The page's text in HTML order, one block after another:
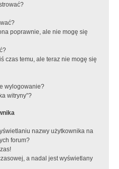
poprawnie, ale nie mogę się
czas temu, ale teraz nie mogę się
wylogowanie?
witryny”?
nazwy użytkownika na
forum?
a nadal jest wyświetlany